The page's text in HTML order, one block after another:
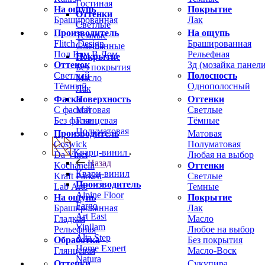
На ощупь
Брашированная
Покрытие
Лак
Производитель
Flitch Design
Пол Вам В Дом
Оттенок
Светлый
Тёмный
На ощупь
Брашированная
Рельефная
3д (мозайка
Полосность
Однополосный
Фаска
С фаской
Без фаски
Оттенки
Светлые
Тёмные
Производитель
Coswick
Da Vinci
Kochanelli
Kraft Parkett
Lab Arte
На ощупь
Брашированная
Гладкая
Рельефная
Обработка
Глянцевая
Матовая
Полуматовая
Любая на выбор
Оттенки
Светлые
Темные
Покрытие
Лак
Масло
Любое на выбор
Без покрытия
Масло-Воск
Гостиная
Оттенки
Светлые
Темные
Смешанные
Покрытие
Без покрытия
Масло
Лак
Поверхность
Матовая
Глянцевая
Полуматовая
Кварц-винил
Назад
Кварц-винил
Производитель
Alpine Floor
Fargo
Art East
Vinilam
Alta Step
Home Expert
Natura